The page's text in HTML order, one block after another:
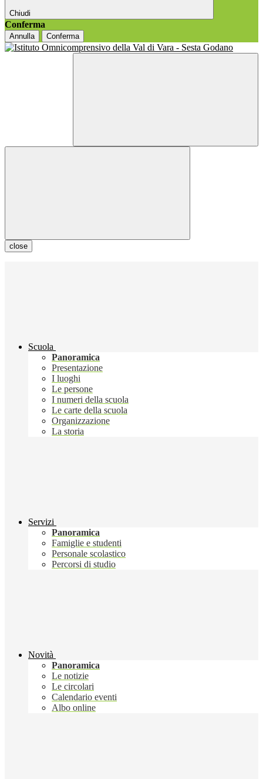
Chiudi
Conferma
Annulla Conferma
close
Scuola
Panoramica
Presentazione
I luoghi
Le persone
I numeri della scuola
Le carte della scuola
Organizzazione
La storia
Servizi
Panoramica
Famiglie e studenti
Personale scolastico
Percorsi di studio
Novità
Panoramica
Le notizie
Le circolari
Calendario eventi
Albo online